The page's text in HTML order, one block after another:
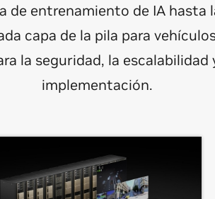
de entrenamiento de IA hasta
capa de la pila para
la seguridad, la escalabilidad
implementación.